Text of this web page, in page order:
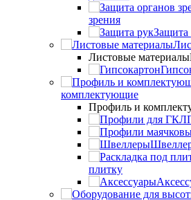
зрения
Защита
Листовые материалы
комплектующие
Профиль и
плитку